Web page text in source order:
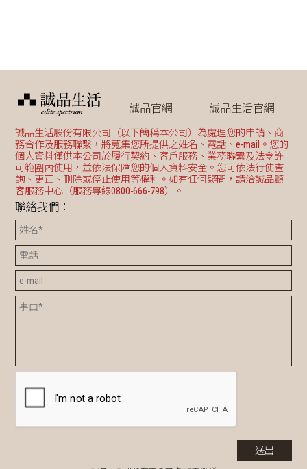
誠品官網 誠品生活官網
誠品生活股份有限公司（以下簡稱本公司）為處理您的申請、商
務合作及服務聯繫，將蒐集您所提供之姓名、電話、e-mail。您的
個人資料僅供本公司於履行契約、客戶服務、業務聯繫及法令許
可範圍內使用，並依法保障您的個人資料安全。您可依法行使查
詢、更正、刪除或停止使用等權利。如有任何疑問，請洽誠品顧
客服務中心（服務專線0800-666-798）。
聯絡我們：